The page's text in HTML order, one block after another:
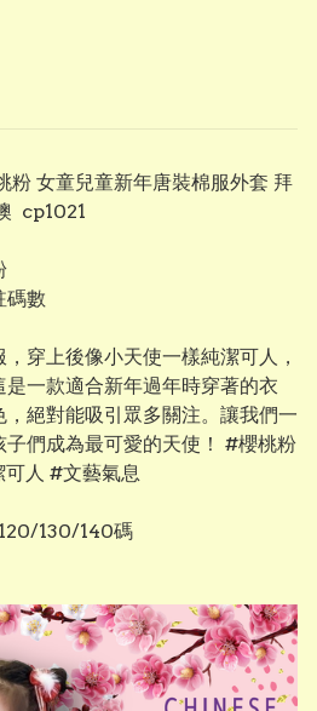
粉 女童兒童新年唐裝棉服外套 拜
cp1021
碼數
穿上後像小天使一樣純潔可人，
一款適合新年過年時穿著的衣
絕對能吸引眾多關注。讓我們一
子們成為最可愛的天使！ #櫻桃粉
人 #文藝氣息
130/140碼